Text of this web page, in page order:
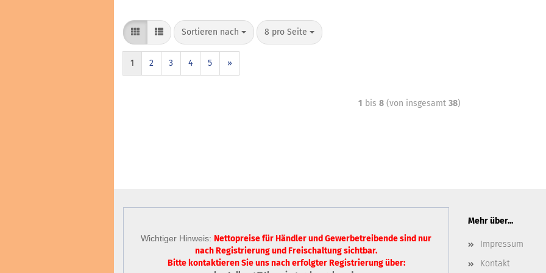
Sortieren nach 8 pro Seite
1 2 3 4 5 »
1 bis 8 (von insgesamt 38)
Wichtiger Hinweis: Nettopreise für Händler und Gewerbetreibende sind nur
nach Registrierungund Freischaltung sichtbar.
Bitte kontaktieren Sie uns nach erfolgter Registrierung über:
Mehr über...
Impressum
Kontakt